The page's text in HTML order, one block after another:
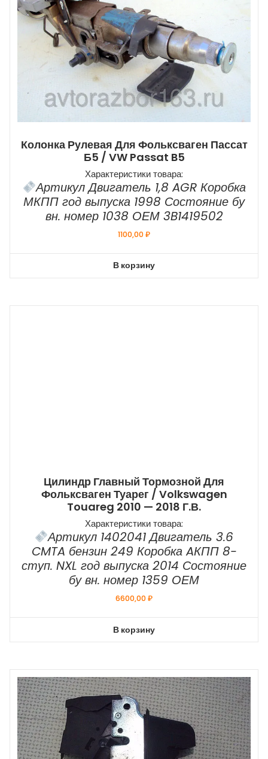
Колонка Рулевая Для Фольксваген Пассат
Б5 / VW Passat B5
Характеристики товара:
Артикул Двигатель 1,8 AGR Коробка
МКПП год выпуска 1998 Состояние бу
вн. номер 1038 ОЕМ 3B1419502
1100,00₽
В корзину
Цилиндр Главный Тормозной Для
Фольксваген Туарег / Volkswagen
Touareg 2010 — 2018 Г.в.
Характеристики товара:
Артикул 1402041 Двигатель 3.6
CMTA бензин 249 Коробка AКПП 8-
ступ. NXL год выпуска 2014 Состояние
бу вн. номер 1359 ОЕМ
6600,00₽
В корзину